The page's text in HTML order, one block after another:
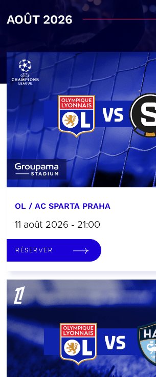
AOÛT 2026
OL / AC SPARTA PRAHA
11 août 2026 - 21:00
RÉSERVER